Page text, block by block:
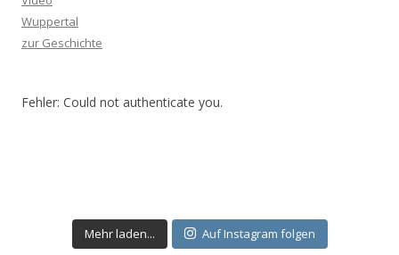
Wuppertal
zur Geschichte
Fehler: Could not authenticate you.
Mehr laden... Auf Instagram folgen